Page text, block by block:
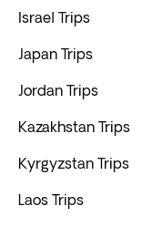
Israel Trips
Japan Trips
Jordan Trips
Kazakhstan Trips
Kyrgyzstan Trips
Laos Trips